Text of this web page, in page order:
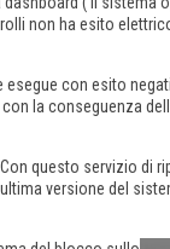
non ha esito
esegue con esito
la conseguenza
questo servizio di
versione del